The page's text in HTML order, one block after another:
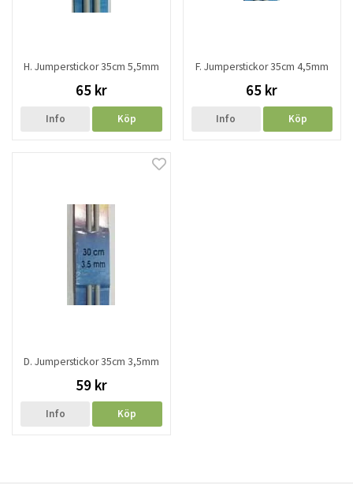
H. Jumperstickor 35cm 5,5mm
65 kr
Info Köp
F. Jumperstickor 35cm 4,5mm
65 kr
Info Köp
D. Jumperstickor 35cm 3,5mm
59 kr
Info Köp